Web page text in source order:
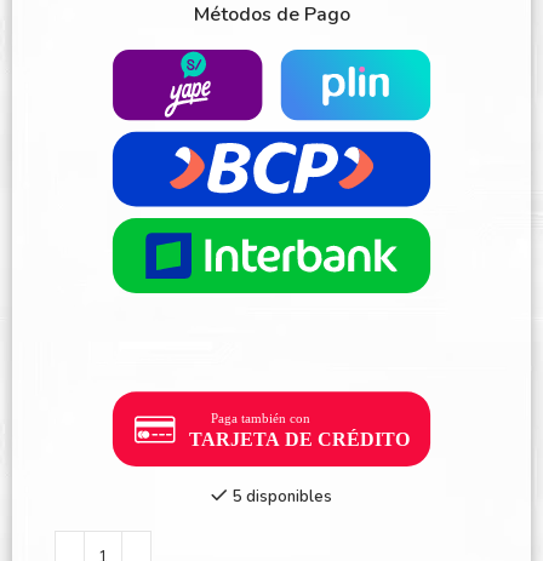
Métodos de Pago
5 disponibles